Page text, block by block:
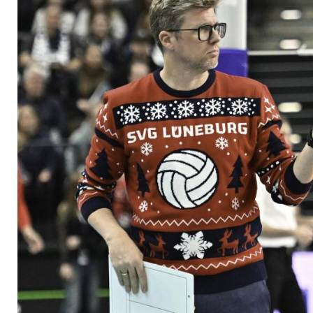
Erfolgstrainer